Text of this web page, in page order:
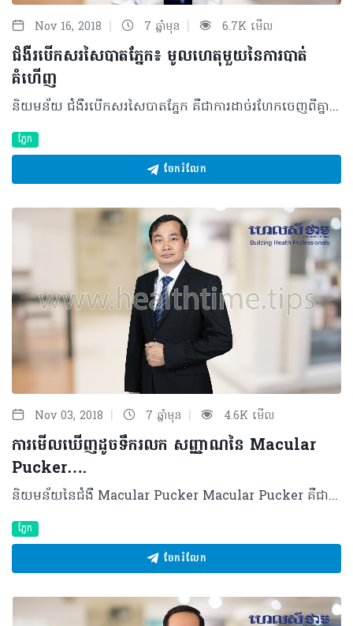
Nov 16, 2018 | 7 ឆ្នាំមុន | 6.7K មើល
ជំងឺរបើកសរសៃបាតភ្នែក៖ មូលហេតុមួយនៃការបាត់
គំហើញ
និយមន័យ ជំងឺរបើកសរសៃបាតភ្នែក គឺជាការដាច់រហែកចេញពីគ្នារវាងស្រទាប់កោសិកាពណ៌របស់បាតភ្នែក និងកោសិកាចាប់ពន្លឺនៃសរសៃបាតភ្នែកដែលគេហៅថារ៉េទីន (Retina)។ មូលហេតុបង្ក មានមូលហេតុជាច្រើនដែលបង្កឲ្យមានជំងឺនេះ តែកត្តាសំខាន់ដែលធ្វើឲ្យមានការរបើកនេះ គឺការប្រែជាស្តើងនៃសរសៃបាតភ្នែកដែលបណ្តាលមកពី៖ • ជរាភាពនៃសរីរាង្គភ្នែក • ចំណុចខ្សោយ ឬកន្លែងងាយដាច់រហែកផុយនៅជុំវិញបរិវេណសរសៃបាតភ្នែក • ការប៉ះទង្គិច៖ ករណីប៉ះខ្លាំងលើសរសៃបាតភ្នែក អាចបណ្តាលឲ្យដាច់រហែក ឬមានប្រហោង • បញ្ហាម៉្ញូបដែលមានដឺក្រេខ្ពស់ • អ្នកជំងឺទឹកនោមផ្អែមដែលមិនបានគ្រប់គ្រងស្ករបានល្អ។ បុគ្គលដែលប្រឈមខ្ពស់នឹងការកើតជំងឺរបើកសរសៃបាតភ្នែកនេះ មានដូចជា៖ • មនុស្សចាស់៖ សរសៃបាតភ្នែករបស់ពួកគាត់មានភាពខ្សោយស្តើង • អ្នកមានភ្នែកម៉្ញូបខ្ពស់ជាង៨០០៖ ភ្នែកម៉្ញូបជាប្រភេទភ្នែកមានប្រវែង វែងខុសពីភ្នែកធម្មតា ដូចនេះ វាធ្វើឲ្យមានការទាញទៅលើសរសៃបាតភ្នែក នាំឲ្យបាតភ្នែកស្តើង និងអាចមានប្រហោង • អ្នកជំងឺទឹកនោមផ្អែម ដែលមិនបានព្យាបាលដិតដល់ បណ្តោយឲ្យស្ករឡើងខ្ពស់ពេក ធ្វើឲ្យមានកកខ្លាញ់នៅភ្នែក ឬមានសរសៃឈាមនៅបាតភ្នែក នាំឲ្យមានដុះកោសិកាថ្មី ដាច់រហែក បាតភ្នែក។ រោគសញ្ញានៃជំងឺរបើកសរសៃបាតភ្នែក ជំងឺនេះ កើតឡើងដំបូងស្ទើរមិនមានលេចចេញរោគសញ្ញា។ អ្នកជំងឺ ដែលមានជំងឺរបើកសរសៃបាតភ្នែកអាចមានរោគសញ្ញាដូចជា៖ • អ្នកជំងឺអាចឃើញមានដុំពណ៌ខ្មៅ ហោះចុះហោះឡើងនៅពីមុខហើយច្រើនទៅៗ • អ្នកជំងឺ ឃើញផ្លេកបន្ទោរពណ៌សពេលក្រឡេកឆ្វេងស្តាំនៅពេលយប់ • បើការរបើកទៅបាំងលើប្រស្រីភ្នែក អ្នកជំងឺនឹងមានអារម្មណ៍ថាមានផ្ទាំងខ្មៅមកបាំងនៅលើ ឬពីក្រោម ឬពីចំហៀងដែលផ្ទាំងនោះនឹងបិទបន្តិចម្តងៗ រហូតដល់បិទប្រស្រីភ្នែកទាំងស្រុងដែលធ្វើឲ្យអ្នកជំងឺមិនអាចមើលឃើញបាន។ យន្តការនៃជំងឺរបើកសរសៃបាតភ្នែក យន្តការនៃការធ្វើឲ្យរបើកសរសៃបាតភ្នែកនេះ គឺអាស្រ័យទៅតាមមូលហេតុដូចជា៖ • អ្នកជំងឺខ្លះនៅបរិវេណជុំវិញបាតភ្នែកមានចំណុចខ្សោយស្រាប់ ដែលធ្វើឲ្យសរសៃបាតភ្នែកស្តើងខ្លាំង ដូច្នេះពេលញីភ្នែក ឬប៉ះទង្គិចតិចតួច អាចបណ្តាលឲ្យប្រហោង និងរហែក • ការប៉ះទង្គិចខ្លាំងទៅលើភ្នែក អាចធ្វើឲ្យទាញសរសៃបាតភ្នែកដាច់ពីគ្នា ឬឲ្យប្រហោង និងរហែកចេញពីគ្នា។ ការធ្វើរោគវិនិច្ឆ័យ ជំងឺរបើកសរសៃបាតភ្នែក អាចធ្វើរោគវិនិច្ឆ័យ ដូចជា៖ • វាស់ការមើលឃើញរបស់អ្នកជំងឺថាតើធ្លាក់ចុះ ឬនៅធម្មតា • វាស់សម្ពាធក្នុងភ្នែក៖ - ករណីសម្ពាធក្នុងភ្នែកគ្មានការប្រែប្រួលបង្ហាញថាអ្នកជំងឺទើបកើតជំងឺនេះ - ករណីសម្ពាធក្នុងភ្នែកទាបខ្លាំង ឬទន់ខ្លាំង ជាងភ្នែកម្ខាងទៀត បញ្ជាក់ថាអ្នកជំងឺកើតជំងឺនេះយូរហើយ។ • ពិនិត្យមើលសរសៃបាតភ្នែកទាំងមូល ដើម្បីពិនិត្យមើលពី៖ - ទំហំរបើក - កន្លែងរបើក - ថាតើវាមានបាំងចំកន្លែងចាប់រូបភាព ឬអត់ - មានទឹកច្រើន ឬតិចក្នុងសរសៃបាតភ្នែក។ ការព្យាបាល ករណីអ្នកជំងឺមើលឃើញមានដុំពណ៌ខ្មៅហោះ ឬឃើញផ្លេកបន្ទោរនៅពេលយប់ នោះអ្នកជំងឺត្រូវប្រញាប់មកជួបជាមួយគ្រូពេទ្យជំនាញចក្ខុរោគ ដើម្បីពិនិត្យ និងទទួលការព្យាបាល។ ជំងឺរបើកសរសៃបាតភ្នែកនេះ អាចព្យាបាលឲ្យជាសះស្បើយបានប្រសិនបើអ្នកជំងឺមកទទួលការព្យាបាលបានទាន់ពេលវេលា។ បើគ្រាន់តែដាច់រហែក ឬប្រហោង បញ្ជាក់ថានៅដំណាក់កាលដំបូង ការព្យាបាលត្រូវធ្វើដោយ ការបាញ់កាំរស្មីព័ទ្ធជុំវិញប្រហោងនោះ ដើម្បីការពារការរបើក។ បើប្រហោងនោះមានទឹកជ្រាបចូល វាជាជំងឺរបើកសរសៃបាតភ្នែកពិតប្រាកដ ការព្យាបាលត្រូវធ្វើ ដោយការវះកាត់ អាស្រ័យទៅតាមទំហំ ទីតាំង រយៈពេលរបើក ប្រើកងស៊ីលីកូនព័ទ្ធជុំវិញដើម្បីរឹតបន្តឹងកុំឲ្យដាច់ ឬចាក់ស៊ីលីកូន ឬហ្គាសចូលភ្នែកជាមួយការបាញ់កាំរស្មីទប់ ដើម្បីការពារការរបើកម្តងទៀត។ ផលវិបាក ជំងឺរបើកសរសៃបាតភ្នែក គឺជាជំងឺធ្ងន់មួយដែលអាចធ្វើឲ្យអ្នកជំងឺឈានដល់ការបាត់គំហើញទាំងស្រុង ប្រសិនបើទទួលការព្យាបាលមិនបានទាន់ពេលវេលា។ ម្យ៉ាងទៀត ការព្យាបាលអាចនឹងមិនទទួលបានលទ្ធផលល្អទេ ប្រសិនបើទំហំនៃការរបើកធំ និងមានរយៈពេលយូរ។ វិធីសាស្ត្រការពារ ជំងឺរបើកសរសៃបាតភ្នែក មិនមែនថាមិនអាចការពារបានទេ។ មានវិធីសាស្ត្រមួយចំនួនដែល​អាចធ្វើឲ្យអ្នកជំងឺចៀសពីជំងឺនេះបាន៖ • មនុស្សចាស់គួរមកពិនិត្យសរសៃបាតភ្នែកឲ្យបានទៀងទាត់ • អ្នកមានបញ្ហាម៉្ញូបធំជាងលេខ៨០០ ត្រូវធ្វើការពិនិត្យសរសៃបាតភ្នែកឲ្យបានទៀងទាត់ • អ្នកដែលមានហានិភ័យខ្ពស់ កុំញីភ្នែកខ្លាំងៗ ឬធ្វើសកម្មភាពណាប៉ះពាល់ដល់ភ្នែកខ្លាំង • អ្នកជំងឺទឹកនោមផ្អែមត្រូវទទួលការព្យាបាលឲ្យទាន់ពេលបើទុកដល់របើក ពិបាកព្យាបាល។ បកស្រាយដោយ៖ វេជ្ជបណ្ឌិត អៀ រស្មី ឯកទេសចក្ខុរោគនៃមន្ទីរពេទ្យមិត្តភាព ខ្មែរ-សូវៀត និងគ្លីនិកឯកទេសភ្នែក ម៉េង រ័ត្ននីន ©2018 រក្សាសិទ្ធិគ្រប់យ៉ាង​ដោយ Healthtime Corporation ចំពោះគ្រប់អត្ថបទដោយគ្មានផ្នែកណាមួយត្រូវបោះពុម្ពផ្សាយចូលប្រព័ន្ធអ៊ីនធឺណែត ឧបករណ៍អេឡិចត្រូនិក អាត់ជាសំឡេង ឬថតចំលងគ្រប់រូបភាពដោយគ្មានការអនុញ្ញាតឡើយ
ភ្នែក
ចែករំលែក
Nov 03, 2018 | 7 ឆ្នាំមុន | 4.6K មើល
ការមើលឃើញដូចទឹករលក សញ្ញាណនៃ Macular
Pucker….
និយមន័យនៃជំងឺ Macular Pucker Macular Pucker គឺជាជំងឺមួយកើតឡើងនៅនឹងស្រទាប់ខាងលើនៃរ៉េទីនផ្នែកកណ្តាល ដែលជាទីតាំង ទទួលរូបភាព ពន្លឺ និងព័ត៌មានឲ្យភ្នែក អាចមើលឃើញ។ ករណីជំងឺនេះ បង្កឲ្យទៅជាស្នាមនៅខាងលើស្រទាប់រ៉េទីន និងធ្វើឲ្យរ៉េទីនវិវឌ្ឍ ទៅជាជ្រួញផងដែរ។ មូលហេតុ និងកត្តាប្រឈម បុគ្គលដែលងាយប្រឈមនឹងជំងឺនេះ រួមមាន៖ • អ្នកជំងឺម៉្ញូបខ្ពស់ • អ្នកជំងឺទឹកនោមផ្អែម • មនុស្សចាស់ មានវ័យចាប់ពីអាយុ៥០ឆ្នាំឡើងទៅ • អ្នកមានជំងឺភ្នែកមួយចំនួនដូចជា ជំងឺរលាកបាតភ្នែក ជំងឺរលាកកញ្ចក់ភ្នែក បញ្ហាសរសៃឈាម នៅស្រទាប់រ៉េទីន និងការប៉ះទង្គិចចំភ្នែកជាដើម។ រោគសញ្ញា និងយន្តការ រោគសញ្ញានៃ Macular Pucker ស្តែងឡើងតាមរយៈការប៉ះពាល់គំហើញ៖ • ស្រវាំងភ្នែក • មើលវត្ថុ ឬរូបភាពអ្វីមួយដូចជាទឹករលក • មិនសូវច្បាស់ត្រង់ចំណុចកណ្តាល។ យ៉ាងណាមិញ ចំពោះយន្តការរបស់ជំងឺ Macular Pucker គឺនៅពេលដែលអ្នកជំងឺមានអាយុ៥០ឆ្នាំ ឡើងទៅ ស្រទាប់ Vitreous gel ប្រែប្រួលពីលក្ខណៈចាហួយទៅជាទឹក ហើយរបូតចេញ ពីស្រទាប់រ៉េទីន ធ្វើឲ្យរ៉េទីនមានភាពជ្រួញ និងមានស្នាម ដែលជាហេតុបង្កឲ្យទៅជាជំងឺ Macular Pucker។ ការធ្វើរោគវិនិច្ឆ័យ ការធ្វើរោគវិនិច្ឆ័យទៅលើជំងឺ Macular Pucker គឺផ្អែកទៅលើកត្តាពីរយ៉ាង៖ • ការសាកសួរពីរោគសញ្ញារបស់អ្នកជំងឺដូចជា ស្រវាំងភ្នែក​ ឬការមើលឃើញរូបភាពជាទឹករលក ដូចបានរៀបរាប់ខាងលើ។ • គ្រូពេទ្យនឹងតម្រូវឲ្យអ្នកជំងឺពិនិត្យស្រទាប់បាតភ្នែកដោយប្រើម៉ាស៊ីន Optical Coherence Tomography (OCT) ដើម្បីឲ្យដឹងថាស្រទាប់បាតភ្នែក ឬរ៉េទីនមានអ្វីនៅពីលើ ដោយចំណាយតែ១០នាទី ក្នុងការដឹងពីលទ្ធផលថាមានជំងឺ Macular Pucker ឬEpiretinal membrane។ ការព្យាបាល និងផលវិបាក ការព្យាបាលធ្វើឡើងក្រោយពីគ្រូពេទ្យធ្វើរោគវិនិច្ឆ័យច្បាស់លាស់ បើករណីអ្នកជំងឺមានរោគសញ្ញាស្រាល ឬគ្រាន់តែ ស្រវាំងភ្នែក នោះគាត់នឹង មិនតម្រូវឲ្យធ្វើការវះកាត់នោះទេ។ ដោយឡែក បើសិនគាត់មានលេចចេញជារោគសញ្ញា ធ្ងន់ធ្ងរ ឬប៉ះពាល់ទៅលើគំហើញខ្លាំង គ្រូពេទ្យនឹងធ្វើការវះកាត់តាមរបៀបម៉្យាងដែលហៅថា Vitrectomy ដោយវះយកចេញនូវ Vitreous gel និងជំនួសមកវិញដោយសេរ៉ូមប្រៃ។ បន្ទាប់មក គ្រូពេទ្យនឹង ធ្វើការកាត់យកនូវស្នាម នៅពីលើស្រទាប់បាតភ្នែកនោះចេញ ដែលវាជាមូលហេតុបង្កឲ្យមាន Macular Pucker នេះឡើង។ ទោះជាយ៉ាងណាក៏ដោយ ក្រោយពីការព្យាបាល អ្នកជំងឺនឹងទទួលបានគំហើញតែពាក់កណ្តាល ប៉ុណ្ណោះ។ ដោយឡែក បើអ្នកជំងឺមិនបានទទួលការព្យាបាលទាន់ពេលវេលា ឬយឺតយ៉ាវក្នុងការព្យាបាល គាត់នឹងអាច បាត់បង់គំហើញកាន់តែធំទៅៗ និងរហូតដល់មិនអាចធ្វើការព្យាបាលដោយជោគជ័យបាន។ វិធីសាស្រ្តការពារ ដើម្បីការពារពីជំងឺ Macular Pucker ចាំបាច់ត្រូវត្រួតពិនិត្យភ្នែកជាប្រចាំទាំងផ្នែកខាងក្នុង និងបាតភ្នែក ការពារមិនឲ្យមានការប៉ះទង្គិច រក្សាអនាម័យភ្នែកឲ្យបានត្រឹមត្រូវ និងបរិភោគអាហារមានវីតាមីន ឲ្យបានគ្រប់គ្រាន់។ បកស្រាយដោយ៖ វេជ្ជបណ្ឌិត ស៊ុន សារិន ឯកទេសចក្ខុរោគ មានតួនាទីជាអនុប្រធានមន្ទីរពេទ្យព្រះអង្គឌួង ©2018 រក្សាសិទ្ធិគ្រប់យ៉ាង​ដោយ Healthtime Corporation ចំពោះគ្រប់អត្ថបទដោយគ្មានផ្នែកណាមួយត្រូវបោះពុម្ពផ្សាយចូលប្រព័ន្ធអ៊ីនធឺណែត ឧបករណ៍អេឡិចត្រូនិក អាត់ជាសំឡេង ឬថតចំលងគ្រប់រូបភាពដោយគ្មានការអនុញ្ញាតឡើយ
ភ្នែក
ចែករំលែក